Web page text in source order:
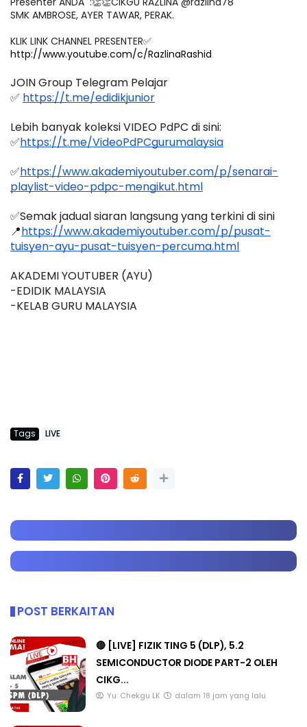
SMK AMBROSE, AYER TAWAR, PERAK.
http://www.youtube.com/c/RazlinaRashid
JOIN Group Telegram Pelajar
✅ https://t.me/edidikjunior
Lebih banyak koleksi VIDEO PdPC di sini:
✅https://t.me/VideoPdPCgurumalaysia
✅https://www.akademiyoutuber.com/p/senarai-
playlist-video-pdpc-mengikut.html
✅Semak jadual siaran langsung yang terkini di sini
📍https://www.akademiyoutuber.com/p/pusat-
tuisyen-ayu-pusat-tuisyen-percuma.html
AKADEMI YOUTUBER (AYU)
-EDIDIK MALAYSIA
-KELAB GURU MALAYSIA
Tags LIVE
POST BERKAITAN
🔴 [LIVE] FIZIK TING 5 (DLP), 5.2
SEMICONDUCTOR DIODE PART-2 OLEH
CIKG...
Yu. Chekgu LK dalam 18 jam yang lalu